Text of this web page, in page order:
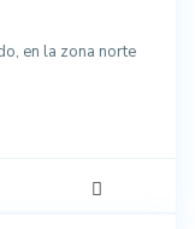
en la zona norte